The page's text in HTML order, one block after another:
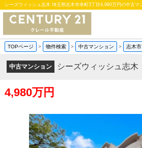
TOPページ > 物件検索 > 中古マンション > 志木市
中古マンション シーズウィッシュ志木
4,980万円